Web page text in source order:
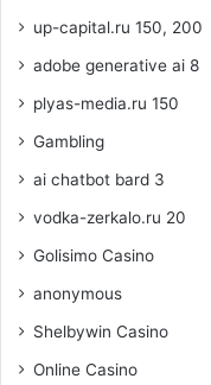
up-capital.ru 150, 200
adobe generative ai 8
plyas-media.ru 150
Gambling
ai chatbot bard 3
vodka-zerkalo.ru 20
Golisimo Casino
anonymous
Shelbywin Casino
Online Casino